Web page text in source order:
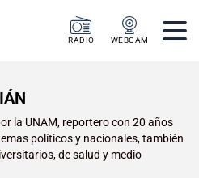
RADIO WEBCAM
la UNAM, reportero con 20 años
políticos y nacionales, también
de salud y medio